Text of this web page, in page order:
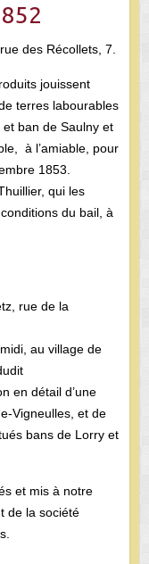
des Récollets, 7.
jouissent
terres labourables
ban de Saulny et
à l’amiable, pour
1853.
qui les
du bail, à
rue de la
au village de
en détail d’une
Vigneulles, et de
bans de Lorry et
et mis à notre
de la société